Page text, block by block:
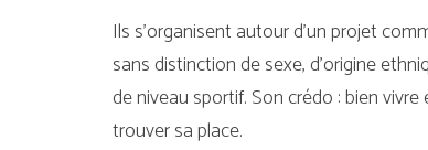
Ils s’organisent autour d’un projet
sans distinction de sexe, d’origine
de niveau sportif. Son crédo : bien
trouver sa place.